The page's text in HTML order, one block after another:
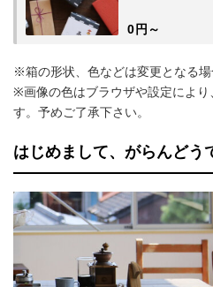
0円～
※箱の形状、色などは変更となる場
※画像の色はブラウザや設定により
す。予めご了承下さい。
はじめまして、がらんどう